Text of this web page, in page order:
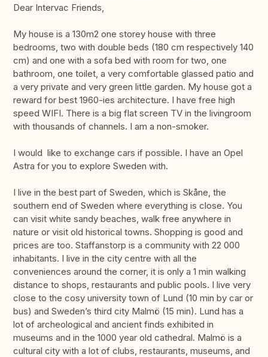
Dear Intervac Friends,
My house is a 130m2 one storey house with three
bedrooms, two with double beds (180 cm respectively 140
cm) and one with a sofa bed with room for two, one
bathroom, one toilet, a very comfortable glassed patio and
a very private and very green little garden. My house got a
reward for best 1960-ies architecture. I have free high
speed WIFI. There is a big flat screen TV in the livingroom
with thousands of channels. I am a non-smoker.
I would like to exchange cars if possible. I have an Opel
Astra for you to explore Sweden with.
I live in the best part of Sweden, which is Skåne, the
southern end of Sweden where everything is close. You
can visit white sandy beaches, walk free anywhere in
nature or visit old historical towns. Shopping is good and
prices are too. Staffanstorp is a community with 22 000
inhabitants. I live in the city centre with all the
conveniences around the corner, it is only a 1 min walking
distance to shops, restaurants and public pools. I live very
close to the cosy university town of Lund (10 min by car or
bus) and Sweden’s third city Malmö (15 min). Lund has a
lot of archeological and ancient finds exhibited in
museums and in the 1000 year old cathedral. Malmö is a
cultural city with a lot of clubs, restaurants, museums, and